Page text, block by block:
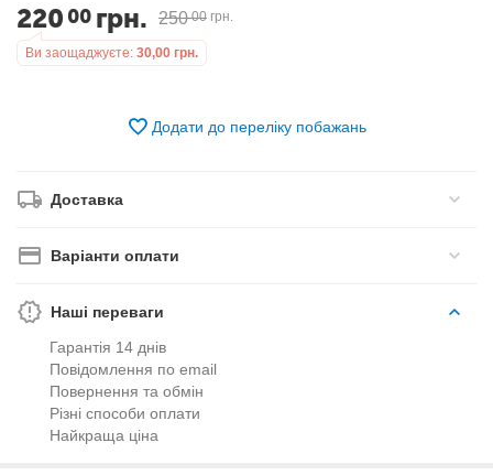
220 00 грн. 250 00 грн.
Ви заощаджуєте: 30,00 грн.
Додати до переліку побажань
Доставка
Варіанти оплати
Наші переваги
Гарантія 14 днів
Повідомлення по email
Повернення та обмін
Різні способи оплати
Найкраща ціна